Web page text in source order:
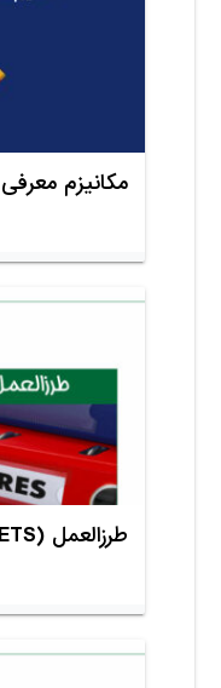
مکانیزم
طرز‌العمل (ETS)